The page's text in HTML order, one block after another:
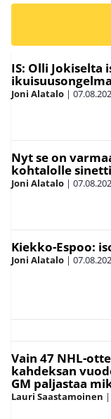
IS: Olli Jokiselta
Joni Alatalo |
Nyt se on
kohtalolle
Joni Alatalo |
Kiekko-Espoo:
Joni Alatalo |
Vain 47 NHL-
kahdeksan
GM paljastaa
Lauri Saastamoinen |